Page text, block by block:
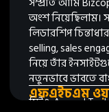
অংশ নিয়েছিলাম।
লিডারশিপ
selling, sales
নিয়ে তাঁর
নতুনভাবে ভাবতে
এফএইচএম
সিইও, Accord